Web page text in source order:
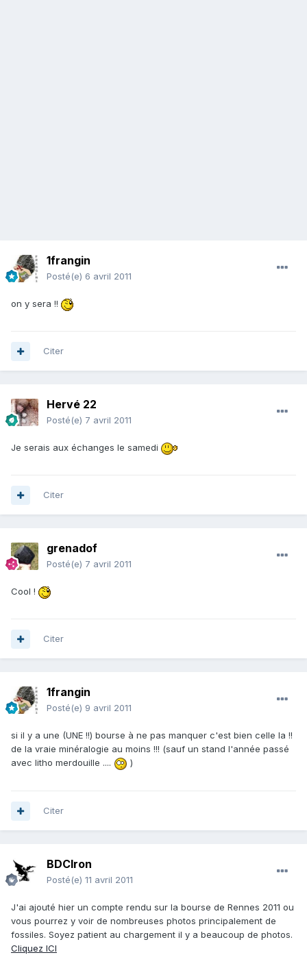
1frangin
Posté(e) 6 avril 2011
on y sera !!
Citer
Hervé 22
Posté(e) 7 avril 2011
Je serais aux échanges le samedi
Citer
grenadof
Posté(e) 7 avril 2011
Cool !
Citer
1frangin
Posté(e) 9 avril 2011
si il y a une (UNE !!) bourse à ne pas manquer c'est bien celle la !!
de la vraie minéralogie au moins !!! (sauf un stand l'année passé
avec litho merdouille ....
)
Citer
BDCIron
Posté(e) 11 avril 2011
J'ai ajouté hier un compte rendu sur la bourse de Rennes 2011 ou
vous pourrez y voir de nombreuses photos principalement de
fossiles. Soyez patient au chargement il y a beaucoup de photos.
Cliquez ICI